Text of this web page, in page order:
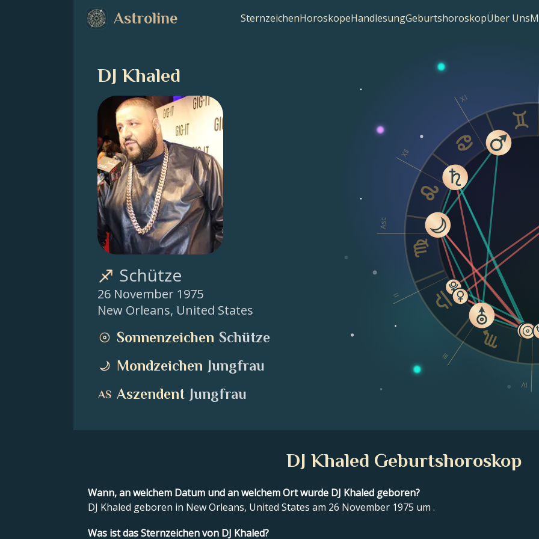
Astroline SternzeichenHoroskopeHandlesungGeburtshoroskopÜber Uns
DJ Khaled
Schütze
26 November 1975
New Orleans, United States
Sonnenzeichen Schütze
Mondzeichen Jungfrau
Aszendent Jungfrau
Asc
II
III
IV
XI
XII
DJ Khaled Geburtshoroskop
Wann, an welchem Datum und an welchem Ort wurde DJ Khaled geboren?
DJ Khaled geboren in New Orleans, United States am 26 November 1975 um .
Was ist das Sternzeichen von DJ Khaled?